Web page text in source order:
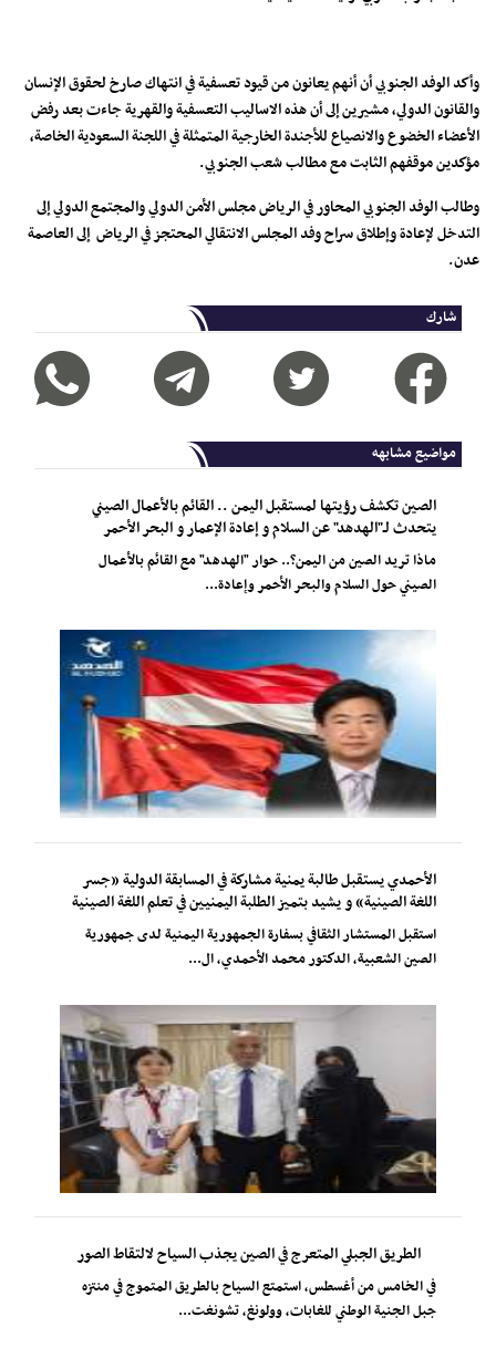
وأكد الوفد الجنوبي أن أنهم يعانون من قيود تعسفية في انتهاك صارخ لحقوق الإنسان
والقانون الدولي، مشيرين إلى أن هذه الاساليب التعسفية والقهرية جاءت بعد رفض
الأعضاء الخضوع والانصياع للأجندة الخارجية المتمثلة في اللجنة السعودية الخاصة،
مؤكدين موقفهم الثابت مع مطالب شعب الجنوبي.
وطالب الوفد الجنوبي المحاور في الرياض مجلس الأمن الدولي والمجتمع الدولي إلى
التدخل لإعادة وإطلاق سراح وفد المجلس الانتقالي المحتجز في الرياض إلى العاصمة
عدن.
شارك
مواضيع مشابهه
الصين تكشف رؤيتها لمستقبل اليمن .. القائم بالأعمال الصيني
يتحدث لـ"الهدهد" عن السلام و إعادة الإعمار و البحر الأحمر
ماذا تريد الصين من اليمن؟.. حوار "الهدهد" مع القائم بالأعمال
الصيني حول السلام والبحر الأحمر وإعادة...
الأحمدي يستقبل طالبة يمنية مشاركة في المسابقة الدولية «جسر
اللغة الصينية» و يشيد بتميز الطلبة اليمنيين في تعلم اللغة الصينية
استقبل المستشار الثقافي بسفارة الجمهورية اليمنية لدى جمهورية
الصين الشعبية، الدكتور محمد الأحمدي، ال...
الطريق الجبلي المتعرج في الصين يجذب السياح لالتقاط الصور
في الخامس من أغسطس، استمتع السياح بالطريق المتموج في منتزه
جبل الجنية الوطني للغابات، وولونغ، تشونغت...